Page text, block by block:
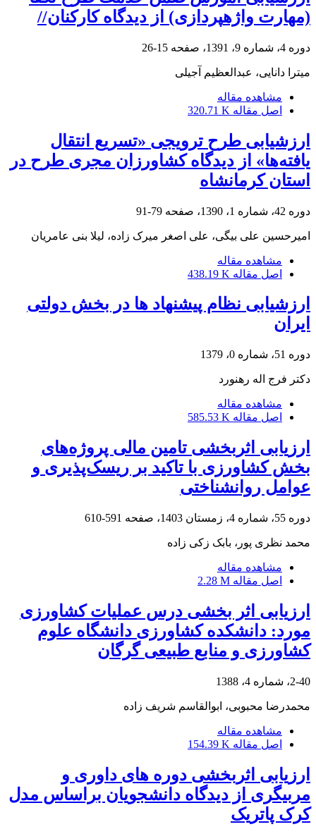
(مهارت واژه‎پردازی) از دیدگاه کارکنان//
دوره 4، شماره 9، 1391، صفحه 15-26
میترا دانایی، عبدالعظیم آجیلی
مشاهده مقاله
اصل مقاله 320.71 K
ارزشیابی طرح ترویجی «تسریع انتقال
یافته‌ها» از دیدگاه کشاورزان مجری طرح در
استان کرمانشاه
دوره 42، شماره 1، 1390، صفحه 79-91
امیرحسین علی بیگی، علی اصغر میرک زاده، لیلا بنی عامریان
مشاهده مقاله
اصل مقاله 438.19 K
ارزشیابی نظام پیشنهاد ها در بخش دولتی
ایران
دوره 51، شماره 0، 1379
دکتر فرج اله رهنورد
مشاهده مقاله
اصل مقاله 585.53 K
ارزیابی اثربخشی تامین مالی پروژه‌های
بخش کشاورزی با تاکید بر ریسک‌پذیری و
عوامل روانشناختی
دوره 55، شماره 4، زمستان 1403، صفحه 591-610
محمد نظری پور، بابک زکی زاده
مشاهده مقاله
اصل مقاله 2.28 M
ارزیابی اثر بخشی درس عملیات کشاورزی
مورد: دانشکده کشاورزی دانشگاه علوم
کشاورزی و منابع طبیعی گرگان
2-40، شماره 4، 1388
محمدرضا محبوبی، ابوالقاسم شریف زاده
مشاهده مقاله
اصل مقاله 154.39 K
ارزیابی اثربخشی دوره های داوری و
مربیگری از دیدگاه دانشجویان براساس مدل
کرک پاتریک